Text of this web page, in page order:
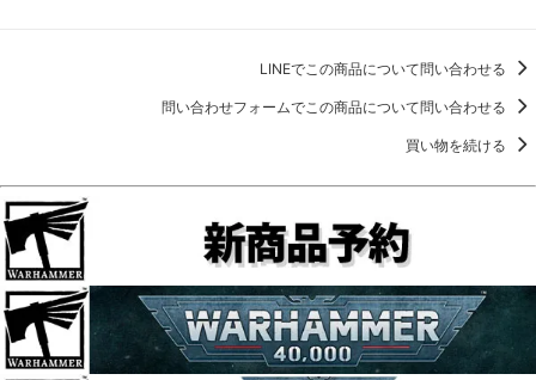
LINEでこの商品について問い合わせる
問い合わせフォームでこの商品について問い合わせる
買い物を続ける